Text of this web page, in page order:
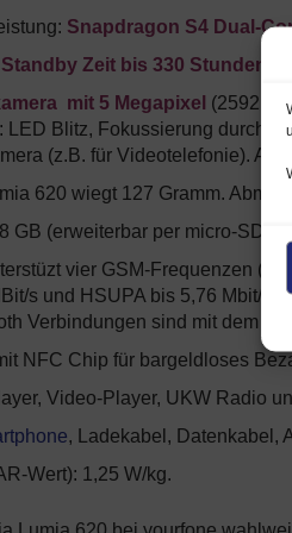
Snapdragon S4 Dual-
Standby Zeit bis 330 Stunden /
mit 5 Megapixel (2592 x
LED Blitz, Fokussierung durch
(z.B. für Videotelefonie).
620 wiegt 127 Gramm.
GB (erweiterbar per micro-SD
vier GSM-Frequenzen
s und HSUPA bis 5,76 Mbit/s.
Verbindungen sind mit dem
NFC Chip für bargeldloses
Video-Player, UKW Radio
, Ladekabel, Datenkabel,
Wert): 1,25 W/kg.